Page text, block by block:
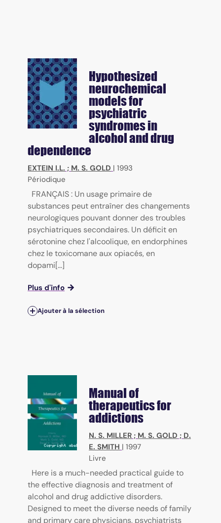
Hypothesized
neurochemical
models for
psychiatric
syndromes in
alcohol and drug
dependence
EXTEIN I.L. ; M. S. GOLD | 1993
Périodique
FRANÇAIS : Un usage primaire de
substances peut entraîner des changements
neurologiques pouvant donner des troubles
psychiatriques secondaires. Un déficit en
sérotonine chez l'alcoolique, en endorphines
chez le toxicomane aux opiacés, en
dopami[...]
Plus d'info
Ajouter à la sélection
Manual of
therapeutics for
addictions
N. S. MILLER ; M. S. GOLD ; D.
E. SMITH | 1997
Livre
Here is a much-needed practical guide to
the effective diagnosis and treatment of
alcohol and drug addictive disorders.
Designed to meet the diverse needs of family
and primary care physicians, psychiatrists